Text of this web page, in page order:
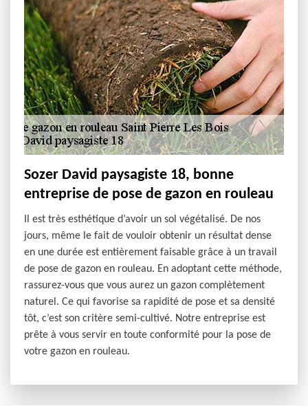
Sozer David paysagiste 18, bonne
entreprise de pose de gazon en rouleau
Il est très esthétique d’avoir un sol végétalisé. De nos
jours, même le fait de vouloir obtenir un résultat dense
en une durée est entièrement faisable grâce à un travail
de pose de gazon en rouleau. En adoptant cette méthode,
rassurez-vous que vous aurez un gazon complètement
naturel. Ce qui favorise sa rapidité de pose et sa densité
tôt, c’est son critère semi-cultivé. Notre entreprise est
prête à vous servir en toute conformité pour la pose de
votre gazon en rouleau.